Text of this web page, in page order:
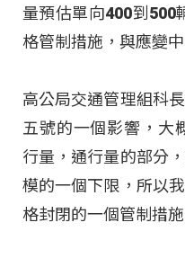
量預估單向400到500
格管制措施，與應變
高公局交通管理組科
五號的一個影響，大
行量，通行量的部分
模的一個下限，所以
格封閉的一個管制措施